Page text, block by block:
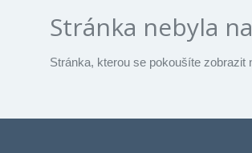
Stránka nebyla
Stránka, kterou se pokoušíte